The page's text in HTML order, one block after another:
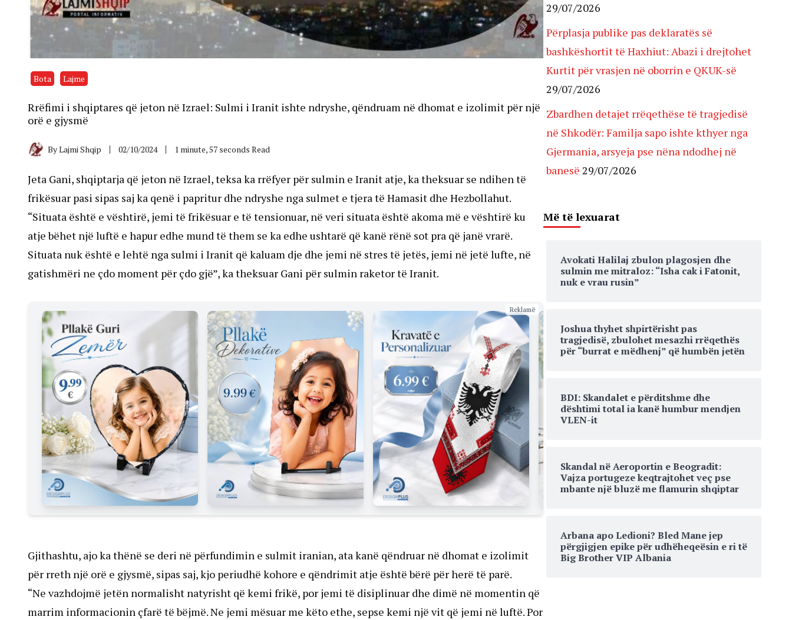
Bota Lajme
Rrëfimi i shqiptares që jeton në Izrael: Sulmi i Iranit ishte ndryshe, qëndruam në dhomat e izolimit për një
orë e gjysmë
ByLajmi Shqip 02/10/2024 1 minute, 57 seconds Read
Jeta Gani, shqiptarja që jeton në Izrael, teksa ka rrëfyer për sulmin e Iranit atje, ka theksuar se ndihen të
frikësuar pasi sipas saj ka qenë i papritur dhe ndryshe nga sulmet e tjera të Hamasit dhe Hezbollahut.
“Situata është e vështirë, jemi të frikësuar e të tensionuar, në veri situata është akoma më e vështirë ku
atje bëhet një luftë e hapur edhe mund të them se ka edhe ushtarë që kanë rënë sot pra që janë vrarë.
Situata nuk është e lehtë nga sulmi i Iranit që kaluam dje dhe jemi në stres të jetës, jemi në jetë lufte, në
gatishmëri ne çdo moment për çdo gjë”, ka theksuar Gani për sulmin raketor të Iranit.
Reklamë
Gjithashtu, ajo ka thënë se deri në përfundimin e sulmit iranian, ata kanë qëndruar në dhomat e izolimit
për rreth një orë e gjysmë, sipas saj, kjo periudhë kohore e qëndrimit atje është bërë për herë të parë.
“Ne vazhdojmë jetën normalisht natyrisht që kemi frikë, por jemi të disiplinuar dhe dimë në momentin që
marrim informacionin çfarë të bëjmë. Ne jemi mësuar me këto ethe, sepse kemi një vit që jemi në luftë. Por
29/07/2026
Përplasja publike pas deklaratës së
bashkëshortit të Haxhiut: Abazi i drejtohet
Kurtit për vrasjen në oborrin e QKUK-së
29/07/2026
Zbardhen detajet rrëqethëse të tragjedisë
në Shkodër: Familja sapo ishte kthyer nga
Gjermania, arsyeja pse nëna ndodhej në
banesë 29/07/2026
Më të lexuarat
Avokati Halilaj zbulon plagosjen dhe
sulmin me mitraloz: “Isha cak i Fatonit,
nuk e vrau rusin”
Joshua thyhet shpirtërisht pas
tragjedisë, zbulohet mesazhi rrëqethës
për “burrat e mëdhenj” që humbën jetën
BDI: Skandalet e përditshme dhe
dështimi total ia kanë humbur mendjen
VLEN-it
Skandal në Aeroportin e Beogradit:
Vajza portugeze keqtrajtohet veç pse
mbante një bluzë me flamurin shqiptar
Arbana apo Ledioni? Bled Mane jep
përgjigjen epike për udhëheqeësin e ri të
Big Brother VIP Albania